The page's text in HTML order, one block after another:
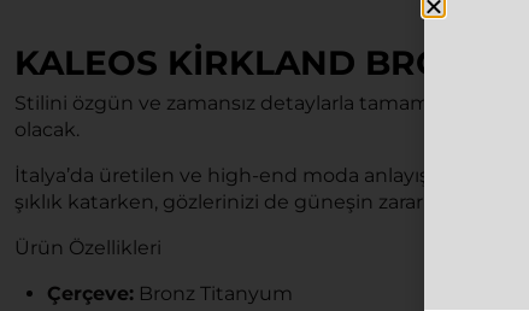
KALEOS KIRKLAND BRONZ
Stilini özgün ve zamansız detaylarla tamamlamak
olacak.
İtalya’da üretilen ve high-end moda anlayışını
şıklık katarken, gözlerinizi de güneşin zararlı
Ürün Özellikleri
Çerçeve: Bronz Titanyum